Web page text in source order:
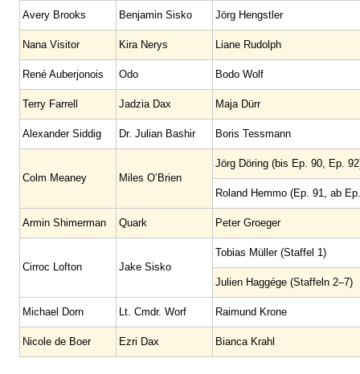
Avery Brooks Benjamin Sisko Jörg Hengstler
Nana Visitor Kira Nerys Liane Rudolph
René Auberjonois Odo Bodo Wolf
Terry Farrell Jadzia Dax Maja Dürr
Alexander Siddig Dr. Julian Bashir Boris Tessmann
Colm Meaney Miles O’Brien
Jörg Döring (bis Ep. 90, Ep.
Roland Hemmo (Ep. 91, ab
Armin Shimerman Quark Peter Groeger
Cirroc Lofton Jake Sisko
Tobias Müller (Staffel 1)
Julien Haggége (Staffeln 2–7)
Michael Dorn Lt. Cmdr. Worf Raimund Krone
Nicole de Boer Ezri Dax Bianca Krahl